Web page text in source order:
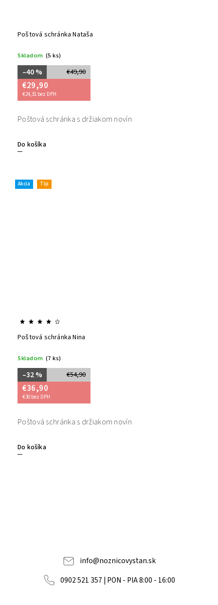
Poštová schránka Nataša
Skladom (5 ks)
€49,90
–40 %
€29,90
€24,31 bez DPH
Do košíka
Poštová schránka s držiakom novín
Akcia Tip
Poštová schránka Nina
Skladom (7 ks)
€54,90
–32 %
€36,90
€30 bez DPH
Do košíka
Poštová schránka s držiakom novín
info@noznicovystan.sk
0902 521 357 | PON - PIA 8:00 - 16:00